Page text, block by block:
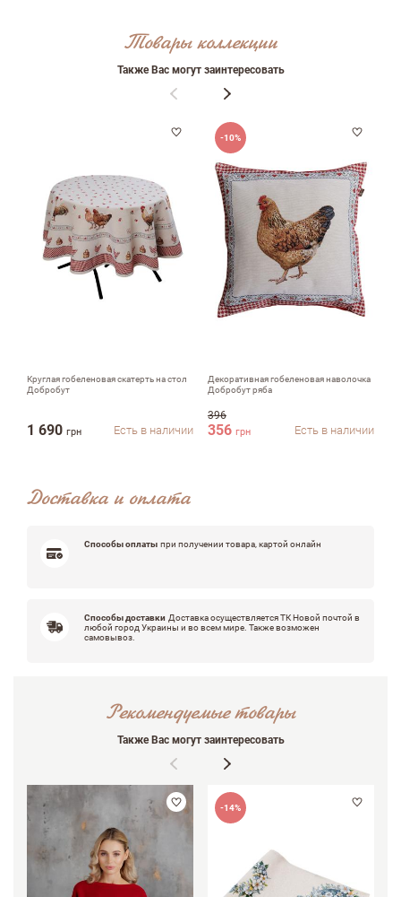
Товары коллекции
Также Вас могут заинтересовать
Круглая гобеленовая скатерть на стол
Добробут
1 690 грн Есть в наличии
-10%
Декоративная гобеленовая наволочка
Добробут ряба
396
356 грн Есть в наличии
Доставка и оплата
Способы оплаты при получении товара, картой онлайн
Способы доставки Доставка осуществляется ТК Новой почтой в
любой город Украины и во всем мире. Также возможен
самовывоз.
Рекомендуемые товары
Также Вас могут заинтересовать
-14%
Комментарий
Недостатки